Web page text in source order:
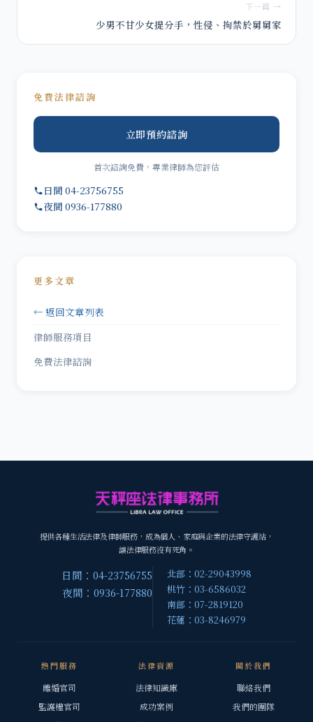
下一篇 →
少男不甘少女提分手，性侵、拘禁於舅舅家
免費法律諮詢
立即預約諮詢
首次諮詢免費，專業律師為您評估
日間 04-23756755
夜間 0936-177880
更多文章
← 返回文章列表
律師服務項目
免費法律諮詢
提供各種生活法律及律師服務，成為個人、家庭與企業的法律守護站，
讓法律服務沒有死角。
日間：04-23756755
夜間：0936-177880
北部：02-29043998
桃竹：03-6586032
南部：07-2819120
花蓮：03-8246979
熱門服務
離婚官司
監護權官司
法律資源
法律知識庫
成功案例
關於我們
聯絡我們
我們的團隊